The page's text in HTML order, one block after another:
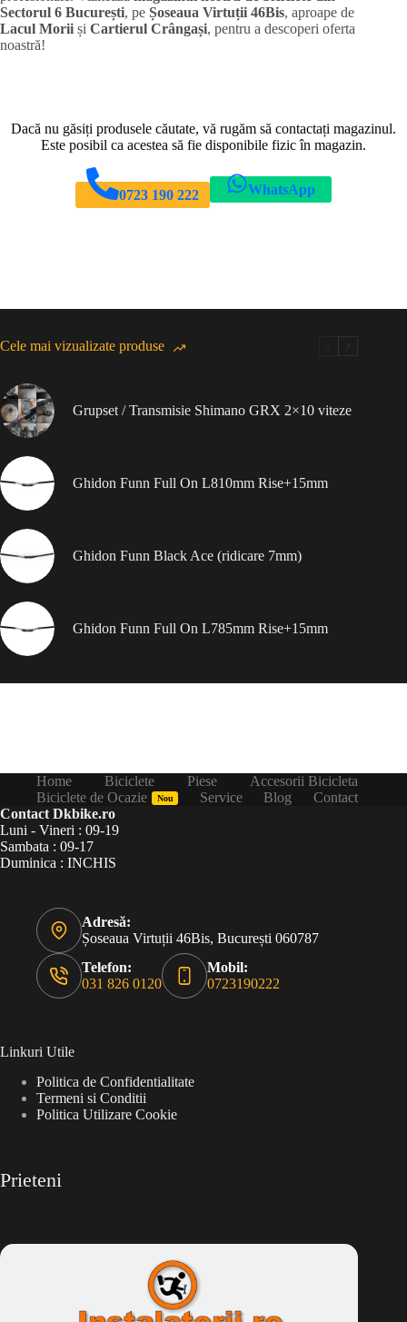
Sectorul 6 București, pe Șoseaua Virtuții 46Bis, aproape de
Lacul Morii și Cartierul Crângași, pentru a descoperi oferta
noastră!
Dacă nu găsiți produsele căutate, vă rugăm să contactați magazinul.
Este posibil ca acestea să fie disponibile fizic în magazin.
0723 190 222 WhatsApp
Cele mai vizualizate produse
Grupset / Transmisie Shimano GRX 2×10 viteze
Ghidon Funn Full On L810mm Rise+15mm
Ghidon Funn Black Ace (ridicare 7mm)
Ghidon Funn Full On L785mm Rise+15mm
Home Biciclete Piese
Accesorii Bicicleta
Biciclete de Ocazie
Nou Service Blog
Contact
Contact Dkbike.ro
Luni - Vineri : 09-19
Sambata : 09-17
Duminica : INCHIS
Adresă:
Șoseaua Virtuții 46Bis, București 060787
Telefon:
031 826 0120
Mobil:
0723190222
Linkuri Utile
Politica de Confidentialitate
Termeni si Conditii
Politica Utilizare Cookie
Prieteni